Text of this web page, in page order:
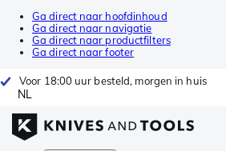
Ga direct naar hoofdinhoud
Ga direct naar navigatie
Ga direct naar productfilters
Ga direct naar footer
Voor 18:00 uur besteld, morgen in huis
NL